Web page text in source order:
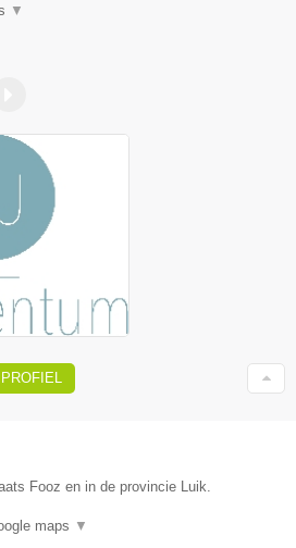
▼
Fooz en in de provincie Luik.
maps ▼